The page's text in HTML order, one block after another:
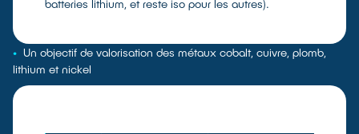
batteries lithium, et reste iso pour les autres).
• Un objectif de valorisation des métaux cobalt, cuivre, plomb,
lithium et nickel